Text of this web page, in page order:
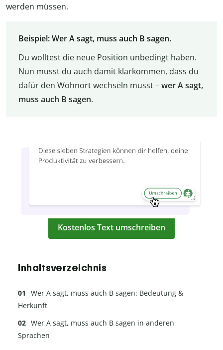
werden müssen.
Beispiel: Wer A sagt, muss auch B sagen.
Du wolltest die neue Position unbedingt haben.
Nun musst du auch damit klarkommen, dass du
dafür den Wohnort wechseln musst –wer A sagt,
muss auch B sagen.
Kostenlos Text umschreiben
Inhaltsverzeichnis
Wer A sagt, muss auch B sagen: Bedeutung &
Herkunft
Wer A sagt, muss auch B sagen in anderen
Sprachen